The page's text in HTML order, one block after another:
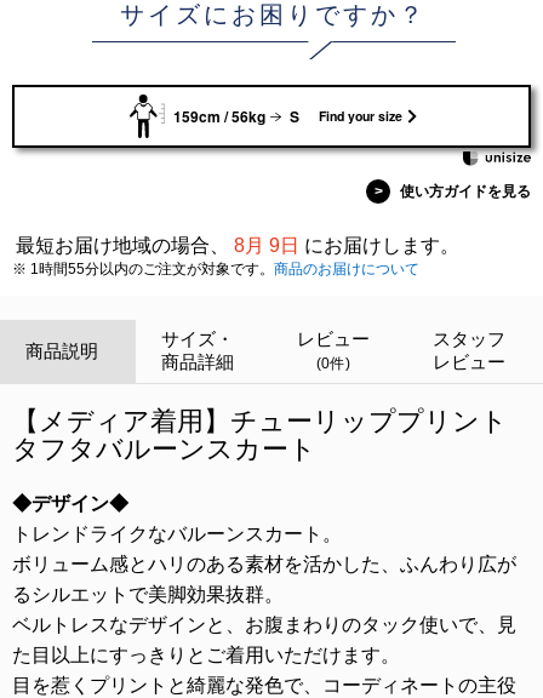
サイズにお困りですか？
159cm / 56kg S Find your size
> 使い方ガイドを見る
最短お届け地域の場合、 8月 9日 にお届けします。
※ 1時間55分以内のご注文が対象です。 商品のお届けについて
商品説明
サイズ・
商品詳細
レビュー
(0件)
スタッフ
レビュー
【メディア着用】チューリッププリント
タフタバルーンスカート
◆デザイン◆
トレンドライクなバルーンスカート。
ボリューム感とハリのある素材を活かした、ふんわり広が
るシルエットで美脚効果抜群。
ベルトレスなデザインと、お腹まわりのタック使いで、見
た目以上にすっきりとご着用いただけます。
目を惹くプリントと綺麗な発色で、コーディネートの主役